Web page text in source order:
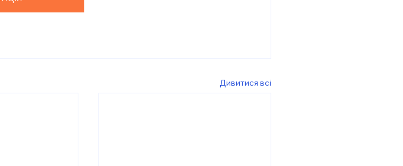
Дивитися всі